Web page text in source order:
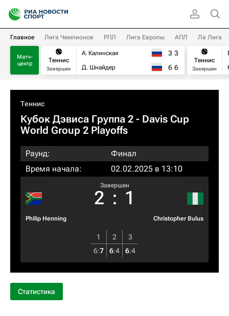
Главное Лига Чемпионов РПЛ Лига Европы АПЛ Ла Лига
Матч-
центр
Теннис
Завершен
А. Калинская
Д. Шнайдер
3 3
6 6
Теннис
Завершен
Теннис
Кубок Дэвиса Группа 2 - Davis Cup
World Group 2 Playoffs
Раунд:
Финал
Время начала:
02.02.2025 в 13:10
Philip Henning
Завершен
2 : 1
Christopher Bulus
1 2
3
6:7 6:4 6:4
Статистика